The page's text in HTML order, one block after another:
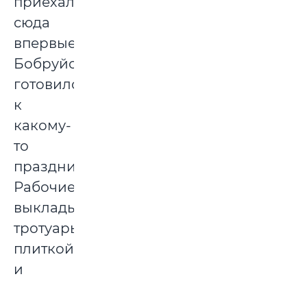
сюда
впервые,
Бобруйск
готовился
к
какому-
то
празднику.
Рабочие
выкладывали
тротуары
плиткой
и